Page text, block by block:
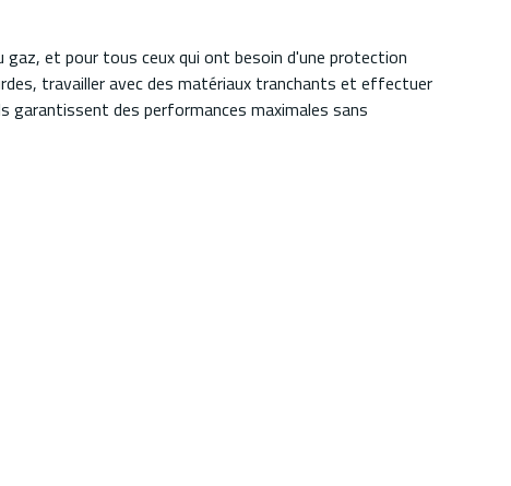
et pour tous ceux qui ont besoin d'une protection
travailler avec des matériaux tranchants et effectuer
des performances maximales sans